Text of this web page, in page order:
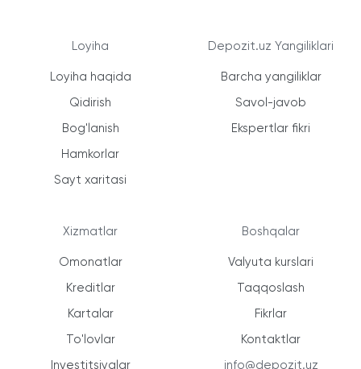
Loyiha
Loyiha haqida
Qidirish
Bog'lanish
Hamkorlar
Sayt xaritasi
Xizmatlar
Omonatlar
Kreditlar
Kartalar
To'lovlar
Investitsiyalar
Depozit.uz Yangiliklari
Barcha yangiliklar
Savol-javob
Ekspertlar fikri
Boshqalar
Valyuta kurslari
Taqqoslash
Fikrlar
Kontaktlar
info@depozit.uz